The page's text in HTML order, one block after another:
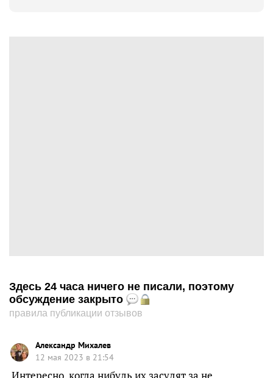
Здесь 24 часа ничего не писали, поэтому
обсуждение закрыто
правила публикации отзывов
Александр Михалев
12 мая 2023 в 21:54